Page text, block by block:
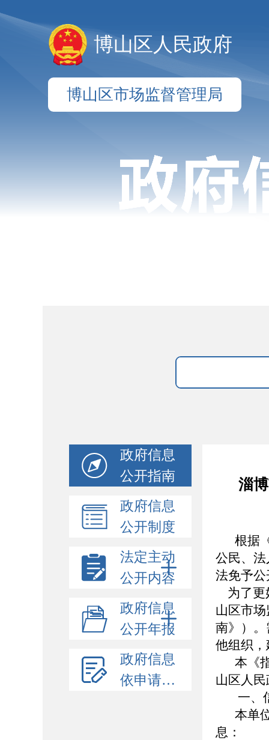
博山区人民政府
博山区市场监督管理局
政府信息
公开指南
政府信息
公开制度
法定主动
公开内容
政府信息
公开年报
政府信息
依申请公开
淄
根据
公民、
法免予
为了更
山区市
南》）
他组织
本《
山区人民
一、
本单
息：